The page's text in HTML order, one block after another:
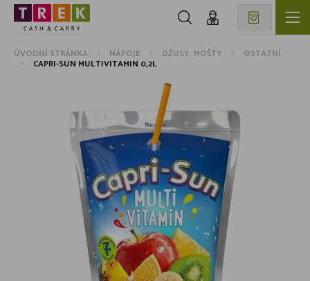
ÚVODNÍ STRÁNKA NÁPOJE DŽUSY, MOŠTY OSTATNÍ
CAPRI-SUN MULTIVITAMIN 0,2L